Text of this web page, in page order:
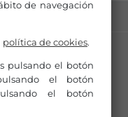
de navegación
política de cookies.
pulsando el botón
el botón
el botón